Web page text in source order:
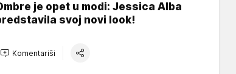
je opet u modi: Jessica Alba
svoj novi look!
Komentariši